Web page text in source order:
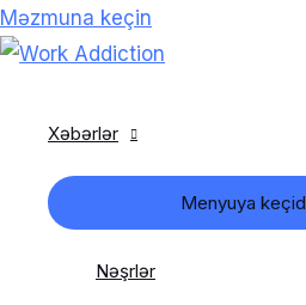
Məzmuna keçin
Xəbərlər
Menyuya keçid
Nəşrlər